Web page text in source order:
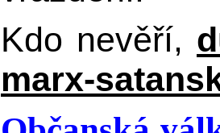
Kdo nevěří,
marx-